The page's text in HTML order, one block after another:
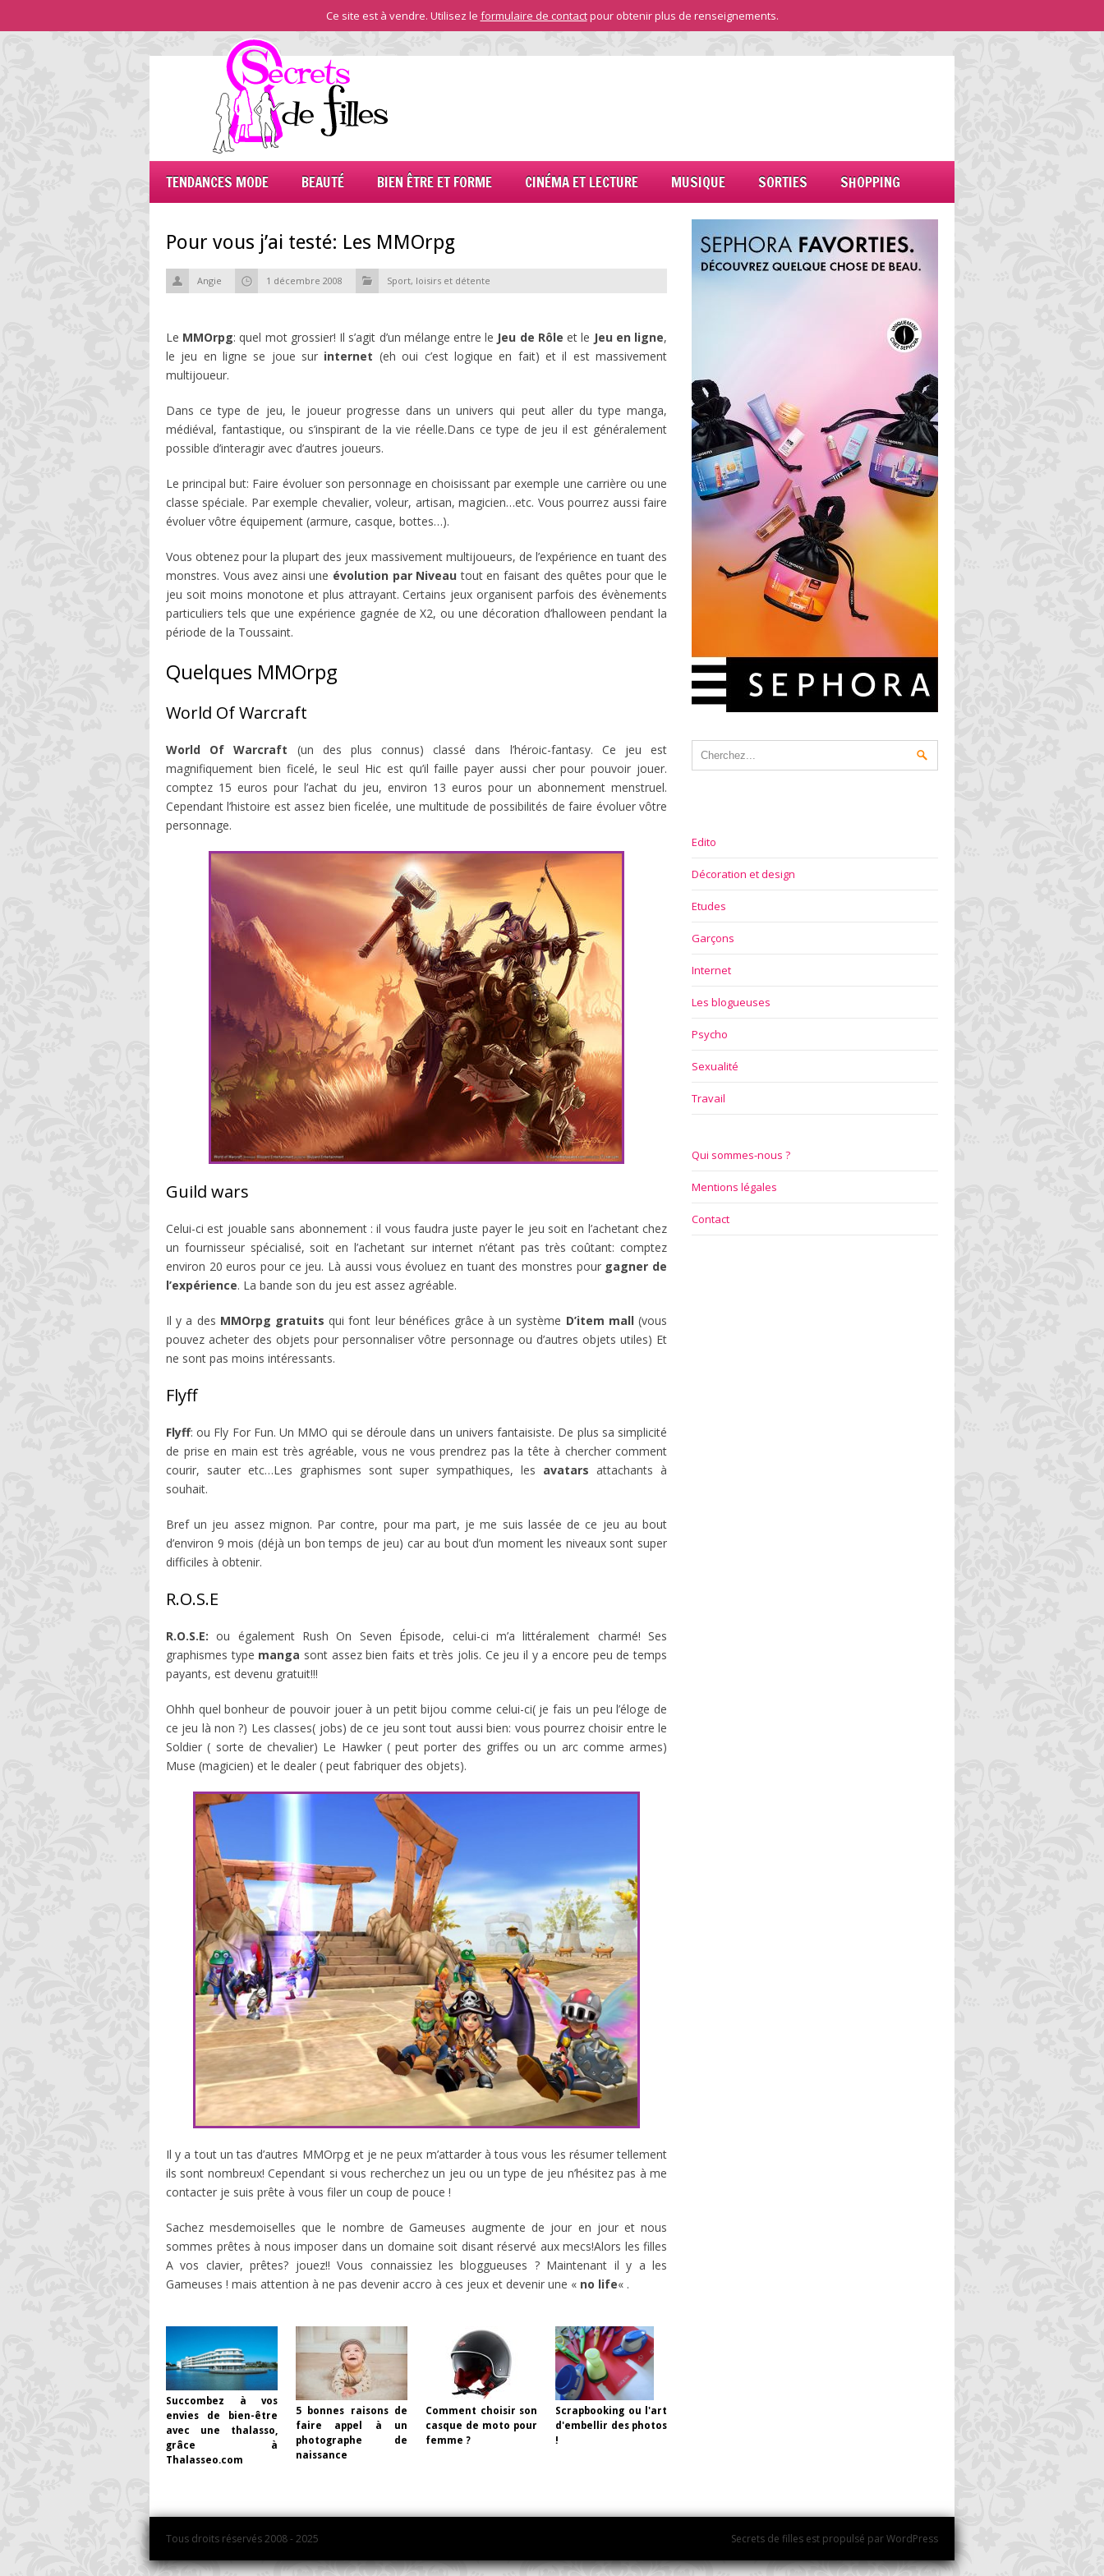
Ce site est à vendre. Utilisez le formulaire de contactpour obtenir plus de renseignements.
TENDANCES MODE BEAUTÉ BIEN ÊTRE ET FORME CINÉMA ET LECTURE MUSIQUE SORTIES SHOPPING
Pour vous j’ai testé: Les MMOrpg
Angie 1 décembre 2008 Sport, loisirs et détente
Le MMOrpg: quel mot grossier! Il s’agit d’un mélange entre le Jeu de Rôle et le Jeu en ligne,
le jeu en ligne se joue sur internet (eh oui c’est logique en fait) et il est massivement
multijoueur.
Dans ce type de jeu, le joueur progresse dans un univers qui peut aller du type manga,
médiéval, fantastique, ou s’inspirant de la vie réelle.Dans ce type de jeu il est généralement
possible d’interagir avec d’autres joueurs.
Le principal but: Faire évoluer son personnage en choisissant par exemple une carrière ou une
classe spéciale. Par exemple chevalier, voleur, artisan, magicien…etc. Vous pourrez aussi faire
évoluer vôtre équipement (armure, casque, bottes…).
Vous obtenez pour la plupart des jeux massivement multijoueurs, de l’expérience en tuant des
monstres. Vous avez ainsi une évolution par Niveautout en faisant des quêtes pour que le
jeu soit moins monotone et plus attrayant. Certains jeux organisent parfois des évènements
particuliers tels que une expérience gagnée de X2, ou une décoration d’halloween pendant la
période de la Toussaint.
Quelques MMOrpg
World Of Warcraft
World Of Warcraft (un des plus connus) classé dans l’héroic-fantasy. Ce jeu est
magnifiquement bien ficelé, le seul Hic est qu’il faille payer aussi cher pour pouvoir jouer.
comptez 15 euros pour l’achat du jeu, environ 13 euros pour un abonnement menstruel.
Cependant l’histoire est assez bien ficelée, une multitude de possibilités de faire évoluer vôtre
personnage.
Guild wars
Celui-ci est jouable sans abonnement : il vous faudra juste payer le jeu soit en l’achetant chez
un fournisseur spécialisé, soit en l’achetant sur internet n’étant pas très coûtant: comptez
environ 20 euros pour ce jeu. Là aussi vous évoluez en tuant des monstres pour gagner de
l’expérience. La bande son du jeu est assez agréable.
Il y a des MMOrpg gratuitsqui font leur bénéfices grâce à un système D’item mall(vous
pouvez acheter des objets pour personnaliser vôtre personnage ou d’autres objets utiles) Et
ne sont pas moins intéressants.
Flyff
Flyff: ou Fly For Fun. Un MMO qui se déroule dans un univers fantaisiste. De plus sa simplicité
de prise en main est très agréable, vous ne vous prendrez pas la tête à chercher comment
courir, sauter etc…Les graphismes sont super sympathiques, les avatars attachants à
souhait.
Bref un jeu assez mignon. Par contre, pour ma part, je me suis lassée de ce jeu au bout
d’environ 9 mois (déjà un bon temps de jeu) car au bout d’un moment les niveaux sont super
difficiles à obtenir.
R.O.S.E
R.O.S.E:ou également Rush On Seven Épisode, celui-ci m’a littéralement charmé! Ses
graphismes type manga sont assez bien faits et très jolis. Ce jeu il y a encore peu de temps
payants, est devenu gratuit!!!
Ohhh quel bonheur de pouvoir jouer à un petit bijou comme celui-ci( je fais un peu l’éloge de
ce jeu là non ?) Les classes( jobs) de ce jeu sont tout aussi bien: vous pourrez choisir entre le
Soldier ( sorte de chevalier) Le Hawker ( peut porter des griffes ou un arc comme armes)
Muse (magicien) et le dealer ( peut fabriquer des objets).
Il y a tout un tas d’autres MMOrpg et je ne peux m’attarder à tous vous les résumer tellement
ils sont nombreux! Cependant si vous recherchez un jeu ou un type de jeu n’hésitez pas à me
contacter je suis prête à vous filer un coup de pouce !
Sachez mesdemoiselles que le nombre de Gameuses augmente de jour en jour et nous
sommes prêtes à nous imposer dans un domaine soit disant réservé aux mecs!Alors les filles
A vos clavier, prêtes? jouez!! Vous connaissiez les bloggueuses ? Maintenant il y a les
Gameuses ! mais attention à ne pas devenir accro à ces jeux et devenir une « no life« .
Succombez à vos
envies de bien-être
avec une thalasso,
grâce à
Thalasseo.com
5 bonnes raisons de
faire appel à un
photographe de
naissance
Comment choisir son
casque de moto pour
femme ?
Scrapbooking ou l'art
d'embellir des photos
!
Edito
Décoration et design
Etudes
Garçons
Internet
Les blogueuses
Psycho
Sexualité
Travail
Qui sommes-nous ?
Mentions légales
Contact
Tous droits réservés 2008 - 2025 Secrets de filles est propulsé par WordPress